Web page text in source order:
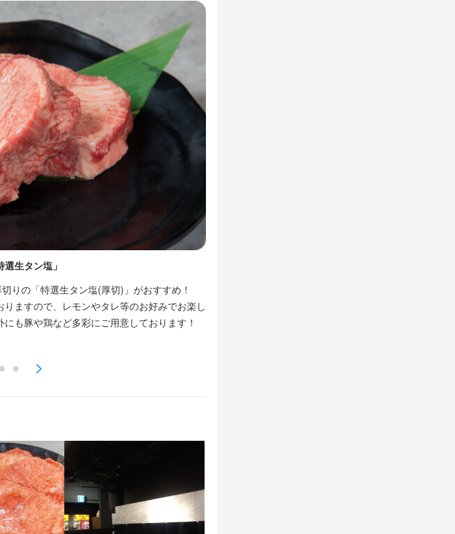
生タン塩」
りの「特選生タン塩(厚切)」がおすすめ！
ますので、レモンやタレ等のお好みでお楽し
も豚や鶏など多彩にご用意しております！
主婦・主夫歓迎
理やお飲み物の提供、お客様のご案内、テ
だきます。賑やかな雰囲気で、明るく元気よ
なく、すぐに業務を覚えられますよ♪
修体制を整えています。分からないことは
づつ業務を覚えていけますので、初めての
食材の目利き